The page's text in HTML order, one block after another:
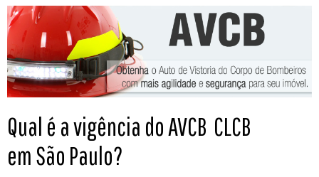
Qual é a vigência do AVCB CLCB
em São Paulo?